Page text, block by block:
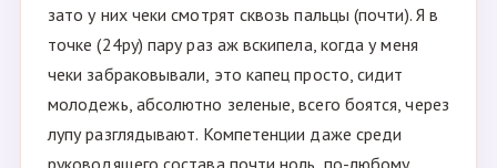
зато у них чеки смотрят сквозь пальцы (почти). Я в
точке (24ру) пару раз аж вскипела, когда у меня
чеки забраковывали, это капец просто, сидит
молодежь, абсолютно зеленые, всего боятся, через
лупу разглядывают. Компетенции даже среди
руководящего состава почти ноль, по-любому